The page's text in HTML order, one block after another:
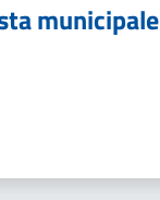
municipale